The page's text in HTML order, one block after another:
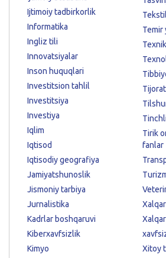
Ijtimoiy tadbirkorlik
Informatika
Ingliz tili
Innovatsiyalar
Inson huquqlari
Investitsion tahlil
Investitsiya
Investiya
Iqlim
Iqtisod
Iqtisodiy geografiya
Jamiyatshunoslik
Jismoniy tarbiya
Jurnalistika
Kadrlar boshqaruvi
Kiberxavfsizlik
Kimyo
Tekstil
Temir
Tijorat
Tirik
fanlar
Xitoy